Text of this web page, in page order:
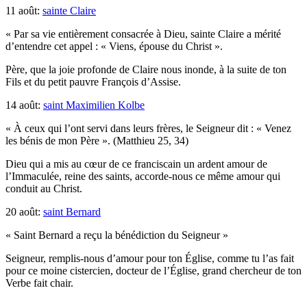
11 août: sainte Claire
« Par sa vie entièrement consacrée à Dieu, sainte Claire a mérité
d’entendre cet appel : « Viens, épouse du Christ ».
Père, que la joie profonde de Claire nous inonde, à la suite de ton
Fils et du petit pauvre François d’Assise.
14 août: saint Maximilien Kolbe
« À ceux qui l’ont servi dans leurs frères, le Seigneur dit : « Venez
les bénis de mon Père ». (Matthieu 25, 34)
Dieu qui a mis au cœur de ce franciscain un ardent amour de
l’Immaculée, reine des saints, accorde-nous ce même amour qui
conduit au Christ.
20 août: saint Bernard
« Saint Bernard a reçu la bénédiction du Seigneur »
Seigneur, remplis-nous d’amour pour ton Église, comme tu l’as fait
pour ce moine cistercien, docteur de l’Église, grand chercheur de ton
Verbe fait chair.